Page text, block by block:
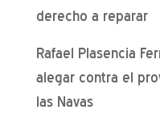
derecho a reparar
Rafael Plasencia
alegar contra el
las Navas